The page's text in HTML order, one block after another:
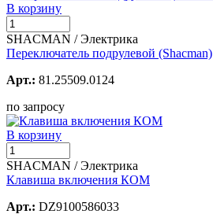
В корзину
SHACMAN / Электрика
Переключатель подрулевой (Shacman)
Арт.: 81.25509.0124
по запросу
В корзину
SHACMAN / Электрика
Клавиша включения КОМ
Арт.: DZ9100586033